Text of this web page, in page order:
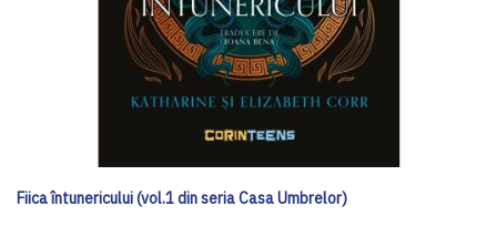
Fiica întunericului (vol.1 din seria Casa Umbrelor)